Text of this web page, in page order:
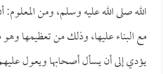
الله صلى الله عليه وسلم، ومن
مع البناء عليها، وذلك من تعظيمها
يؤدي إلى أن يسأل أصحابها ويعول